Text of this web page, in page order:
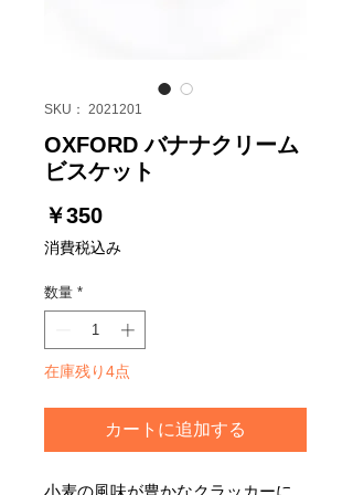
SKU： 2021201
OXFORD バナナクリーム
ビスケット
￥350価
格
消費税込み
数量 *
在庫残り4点
カートに追加する